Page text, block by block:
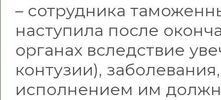
– сотрудника
наступила после
органах вследствие
контузии),
исполнением им